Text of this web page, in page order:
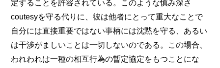
定することを許容されている。このような慎み深さ
coutesyを守る代りに、彼は他者にとって重大なことで
自分には直接重要ではない事柄には沈黙を守る、あるい
は干渉がましいことは一切しないのである。この場合、
われわれは一種の相互行為の暫定協定をもつことにな